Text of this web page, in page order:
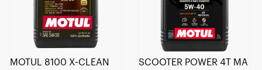
MOTUL 8100 X-CLEAN
SCOOTER POWER 4T MA